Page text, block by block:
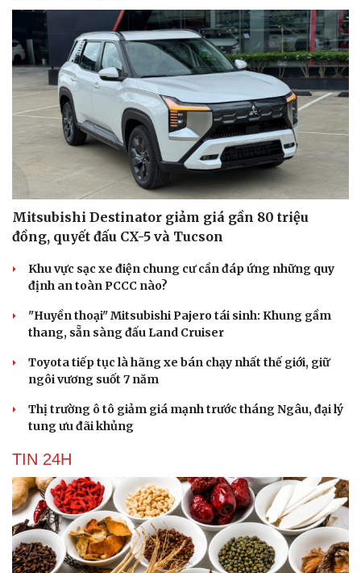
Mitsubishi Destinator giảm giá gần 80 triệu
đồng, quyết đấu CX-5 và Tucson
Khu vực sạc xe điện chung cư cần đáp ứng những quy
định an toàn PCCC nào?
"Huyền thoại" Mitsubishi Pajero tái sinh: Khung gầm
thang, sẵn sàng đấu Land Cruiser
Toyota tiếp tục là hãng xe bán chạy nhất thế giới, giữ
ngôi vương suốt 7 năm
Thị trường ô tô giảm giá mạnh trước tháng Ngâu, đại lý
tung ưu đãi khủng
TIN 24H